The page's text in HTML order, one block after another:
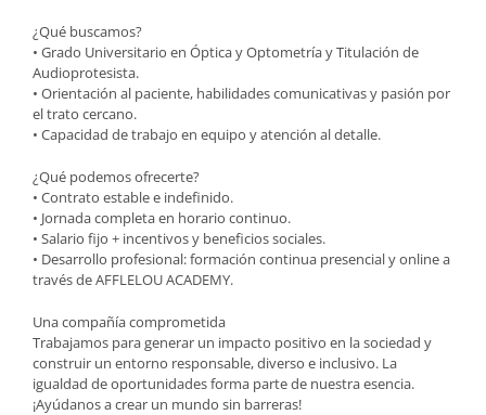
¿Qué buscamos?
• Grado Universitario en Óptica y Optometría y Titulación de
Audioprotesista.
• Orientación al paciente, habilidades comunicativas y pasión por
el trato cercano.
• Capacidad de trabajo en equipo y atención al detalle.
¿Qué podemos ofrecerte?
• Contrato estable e indefinido.
• Jornada completa en horario continuo.
• Salario fijo + incentivos y beneficios sociales.
• Desarrollo profesional: formación continua presencial y online a
través de AFFLELOU ACADEMY.
Una compañía comprometida
Trabajamos para generar un impacto positivo en la sociedad y
construir un entorno responsable, diverso e inclusivo. La
igualdad de oportunidades forma parte de nuestra esencia.
¡Ayúdanos a crear un mundo sin barreras!